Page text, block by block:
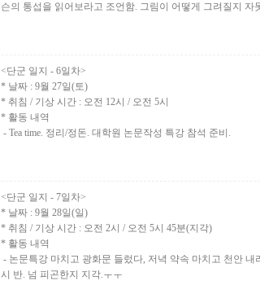
슨의 통섭을 읽어보라고 조언함. 그림이 어떻게 그려질지 자
<단군 일지 - 6일차>
* 날짜 : 9월 27일(토)
* 취침 / 기상 시간 : 오전 12시 / 오전 5시
* 활동 내역
- Tea time. 정리/정돈. 대학원 논문작성 특강 참석 준비.
<단군 일지 - 7일차>
* 날짜 : 9월 28일(일)
* 취침 / 기상 시간 : 오전 2시 / 오전 5시 45분(지각)
* 활동 내역
- 논문특강 마치고 광화문 들렀다, 저녁 약속 마치고 천안
시 반. 넘 피곤한지 지각.ㅜㅜ